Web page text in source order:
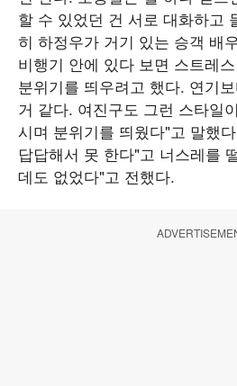
할 수 있었던 건 서로 대화하고
히 하정우가 거기 있는 승객 배
비행기 안에 있다 보면 스트레
분위기를 띄우려고 했다. 연기
거 같다. 여진구도 그런 스타일
시며 분위기를 띄웠다"고 말했
답답해서 못 한다"고 너스레를
데도 없었다"고 전했다.